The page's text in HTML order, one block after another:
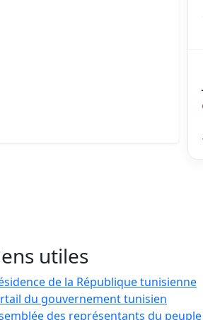
utiles
de la République tunisienne
du gouvernement tunisien
des représentants du peuple